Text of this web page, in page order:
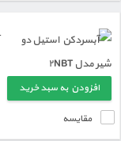
افزودن به سبد خرید
مقایسه